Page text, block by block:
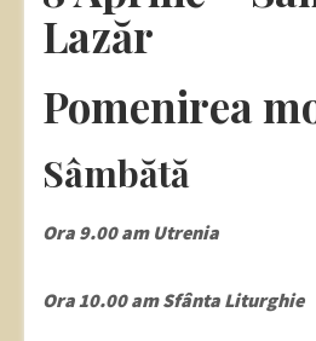
Lazăr
Pomenirea
Sâmbătă
Ora 9.00 am Utrenia
Ora 10.00 am Sfânta Liturghie